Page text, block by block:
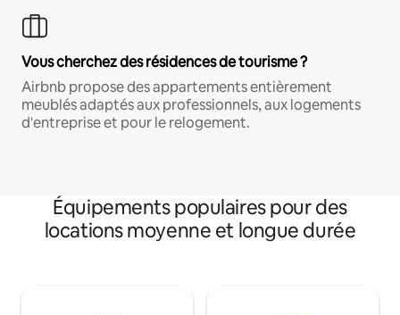
Vous cherchez des résidences de tourisme ?
Airbnb propose des appartements entièrement
meublés adaptés aux professionnels, aux logements
d'entreprise et pour le relogement.
Équipements populaires pour des
locations moyenne et longue durée